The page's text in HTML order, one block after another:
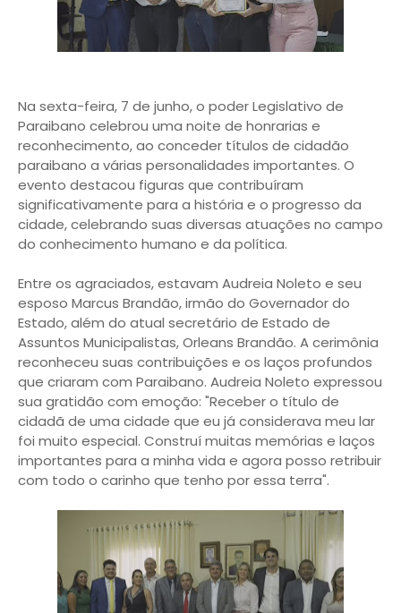
Na sexta-feira, 7 de junho, o poder Legislativo de
Paraibano celebrou uma noite de honrarias e
reconhecimento, ao conceder títulos de cidadão
paraibano a várias personalidades importantes. O
evento destacou figuras que contribuíram
significativamente para a história e o progresso da
cidade, celebrando suas diversas atuações no campo
do conhecimento humano e da política.
Entre os agraciados, estavam Audreia Noleto e seu
esposo Marcus Brandão, irmão do Governador do
Estado, além do atual secretário de Estado de
Assuntos Municipalistas, Orleans Brandão. A cerimônia
reconheceu suas contribuições e os laços profundos
que criaram com Paraibano. Audreia Noleto expressou
sua gratidão com emoção: "Receber o título de
cidadã de uma cidade que eu já considerava meu lar
foi muito especial. Construí muitas memórias e laços
importantes para a minha vida e agora posso retribuir
com todo o carinho que tenho por essa terra".